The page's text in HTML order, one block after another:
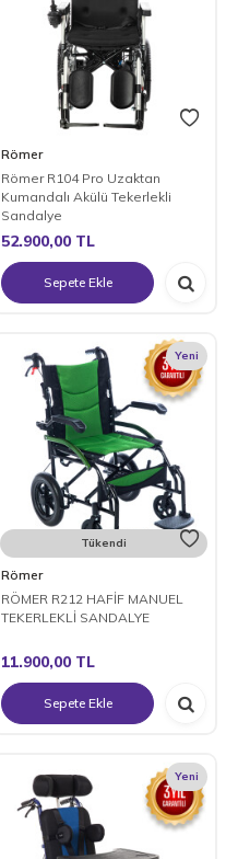
Römer
Römer R104 Pro Uzaktan
Kumandalı Akülü Tekerlekli
Sandalye
52.900,00 TL
Sepete Ekle
Yeni
Tükendi
Römer
RÖMER R212 HAFİF MANUEL
TEKERLEKLİ SANDALYE
11.900,00 TL
Sepete Ekle
Yeni